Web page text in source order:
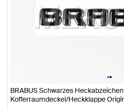
••
BRABUS Schwarzes
Kofferraumdeckel/Heckklappe